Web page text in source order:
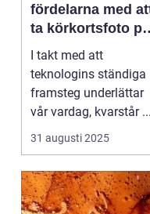
fördelarna med
ta körkortsfoto på
Östermalm
I takt med att
teknologins ständiga
framsteg underlättar
vår vardag, kvarstår ...
31 augusti 2025